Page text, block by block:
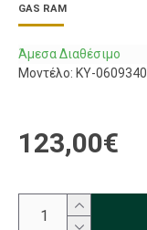
GAS RAM
Άμεσα Διαθέσιμο
Μοντέλο: KY-0609340
123,00€